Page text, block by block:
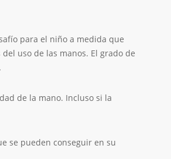
para el niño a medida que
uso de las manos. El grado de
de la mano. Incluso si la
se pueden conseguir en su